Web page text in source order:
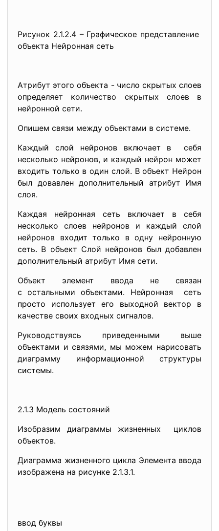
Рисунок 2.1.2.4 – Графическое представление
объекта Нейронная сеть
Атрибут этого объекта - число скрытых слоев
определяет количество скрытых слоев в
нейронной сети.
Опишем связи между объектами в системе.
Каждый слой нейронов включает в себя
несколько нейронов, и каждый нейрон может
входить только в один слой. В объект Нейрон
был довавлен дополнительный атрибут Имя
слоя.
Каждая нейронная сеть включает в себя
несколько слоев нейронов и каждый слой
нейронов входит только в одну нейронную
сеть. В объект Слой нейронов был добавлен
дополнительный атрибут Имя сети.
Объект элемент ввода не связан
с остальными объектами. Нейронная сеть
просто использует его выходной вектор в
качестве своих входных сигналов.
Руководствуясь приведенными выше
объектами и связями, мы можем нарисовать
диаграмму информационной структуры
системы.
2.1.3 Модель состояний
Изобразим диаграммы жизненных циклов
объектов.
Диаграмма жизненного цикла Элемента ввода
изображена на рисунке 2.1.3.1.
ввод буквы